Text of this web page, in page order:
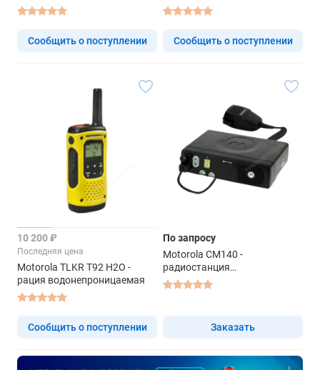
Сообщить о поступлении Сообщить о поступлении
10 200 ₽
Последняя цена
Motorola TLKR T92 H2O -
рация водонепроницаемая
Сообщить о поступлении
По запросу
Motorola CM140 -
радиостанция
профессиональная
Заказать